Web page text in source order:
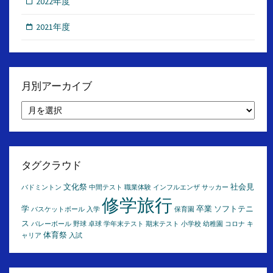
2021年度
月別アーカイブ
別
ア
イ
タグクラウド
バドミントン 文化祭 中間テスト 職業体験 インフルエンザ サッカー 社会見
学 バスケットボール 入学 修学旅行 保育園 卒業 ソフトテニ
ス バレーボール 野球 卓球 学年末テスト 期末テスト 小学校 幼稚園 コロナ キ
ャリア 体育祭 入試